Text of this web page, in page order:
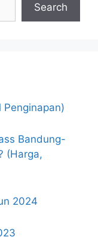
Search
Penginapan)
Bandung-
(Harga,
2024